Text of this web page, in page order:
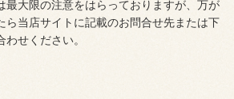
最大限の注意をはらっておりますが、万が
ら当店サイトに記載のお問合せ先または下
せください。